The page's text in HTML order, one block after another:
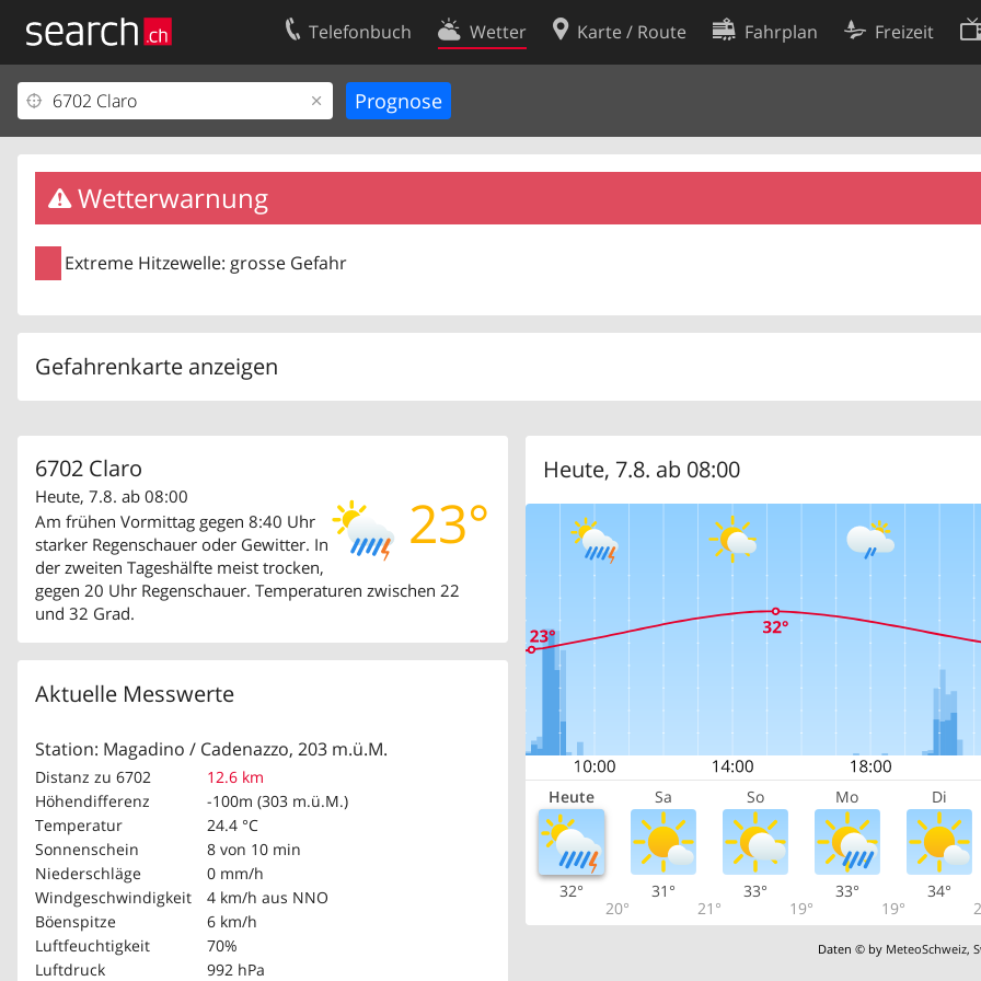
Telefonbuch Wetter Karte / Route Fahrplan Freizeit
Wetterwarnung
Extreme Hitzewelle: grosse Gefahr
Gefahrenkarte anzeigen
6702 Claro
23°
Heute, 7.8. ab 08:00
Am frühen Vormittag gegen 8:40 Uhr
starker Regenschauer oder Gewitter. In
der zweiten Tageshälfte meist trocken,
gegen 20 Uhr Regenschauer. Temperaturen zwischen 22
und 32 Grad.
Aktuelle Messwerte
Station: Magadino / Cadenazzo, 203 m.ü.M.
Distanz zu 6702
12.6 km
Höhendifferenz
-100m (303 m.ü.M.)
Temperatur
24.4 °C
Sonnenschein
8 von 10 min
Niederschläge
0 mm/h
Windgeschwindigkeit
4 km/h aus NNO
Böenspitze
6 km/h
Luftfeuchtigkeit
70%
Luftdruck
992 hPa
Heute, 7.8. ab 08:00
Heute Sa So Mo Di
32°
20°
31°
21°
33°
19°
33°
19°
34°
Daten © by MeteoSchweiz,
Ihr Eintrag
Kundencenter Geschäftskunden
Impressum
Kontakt
Nutzungsbedingungen
Datenschutzerklärung
Cookie-Einstellungen
Entwickler